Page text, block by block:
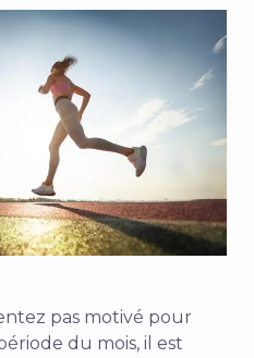
pas motivé pour
du mois, il est